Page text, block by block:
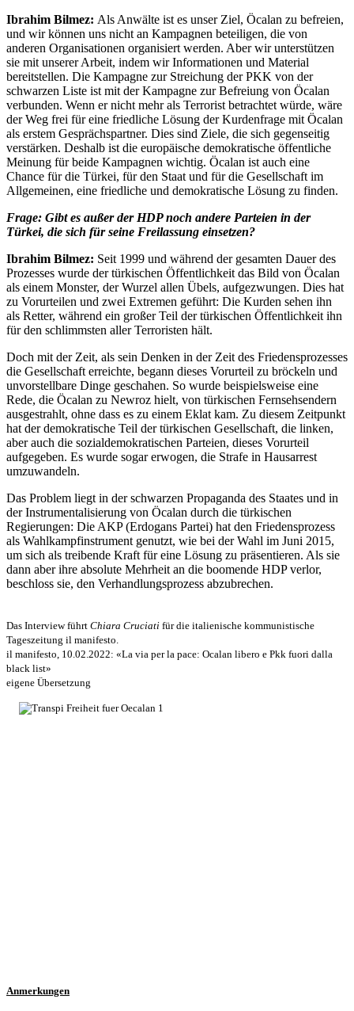
Ibrahim Bilmez: Als Anwälte ist es unser Ziel, Öcalan zu befreien,
und wir können uns nicht an Kampagnen beteiligen, die von
anderen Organisationen organisiert werden. Aber wir unterstützen
sie mit unserer Arbeit, indem wir Informationen und Material
bereitstellen. Die Kampagne zur Streichung der PKK von der
schwarzen Liste ist mit der Kampagne zur Befreiung von Öcalan
verbunden. Wenn er nicht mehr als Terrorist betrachtet würde, wäre
der Weg frei für eine friedliche Lösung der Kurdenfrage mit Öcalan
als erstem Gesprächspartner. Dies sind Ziele, die sich gegenseitig
verstärken. Deshalb ist die europäische demokratische öffentliche
Meinung für beide Kampagnen wichtig. Öcalan ist auch eine
Chance für die Türkei, für den Staat und für die Gesellschaft im
Allgemeinen, eine friedliche und demokratische Lösung zu finden.
Frage: Gibt es außer der HDP noch andere Parteien in der
Türkei, die sich für seine Freilassung einsetzen?
Ibrahim Bilmez: Seit 1999 und während der gesamten Dauer des
Prozesses wurde der türkischen Öffentlichkeit das Bild von Öcalan
als einem Monster, der Wurzel allen Übels, aufgezwungen. Dies hat
zu Vorurteilen und zwei Extremen geführt: Die Kurden sehen ihn
als Retter, während ein großer Teil der türkischen Öffentlichkeit ihn
für den schlimmsten aller Terroristen hält.
Doch mit der Zeit, als sein Denken in der Zeit des Friedensprozesses
die Gesellschaft erreichte, begann dieses Vorurteil zu bröckeln und
unvorstellbare Dinge geschahen. So wurde beispielsweise eine
Rede, die Öcalan zu Newroz hielt, von türkischen Fernsehsendern
ausgestrahlt, ohne dass es zu einem Eklat kam. Zu diesem Zeitpunkt
hat der demokratische Teil der türkischen Gesellschaft, die linken,
aber auch die sozialdemokratischen Parteien, dieses Vorurteil
aufgegeben. Es wurde sogar erwogen, die Strafe in Hausarrest
umzuwandeln.
Das Problem liegt in der schwarzen Propaganda des Staates und in
der Instrumentalisierung von Öcalan durch die türkischen
Regierungen: Die AKP (Erdogans Partei) hat den Friedensprozess
als Wahlkampfinstrument genutzt, wie bei der Wahl im Juni 2015,
um sich als treibende Kraft für eine Lösung zu präsentieren. Als sie
dann aber ihre absolute Mehrheit an die boomende HDP verlor,
beschloss sie, den Verhandlungsprozess abzubrechen.
Das Interview führt Chiara Cruciati für die italienische kommunistische
Tageszeitung il manifesto.
il manifesto, 10.02.2022: «La via per la pace: Ocalan libero e Pkk fuori dalla
black list»
eigene Übersetzung
Anmerkungen